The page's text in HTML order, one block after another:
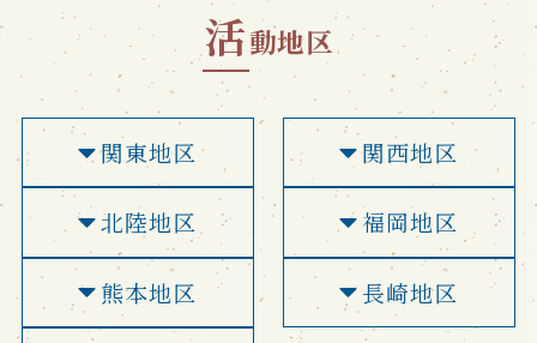
活動地区
関東地区 関西地区
北陸地区 福岡地区
熊本地区 長崎地区